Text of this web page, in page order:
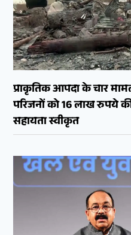
प्राकृतिक आपदा के चार
परिजनों को 16 लाख रुपये
सहायता स्वीकृत